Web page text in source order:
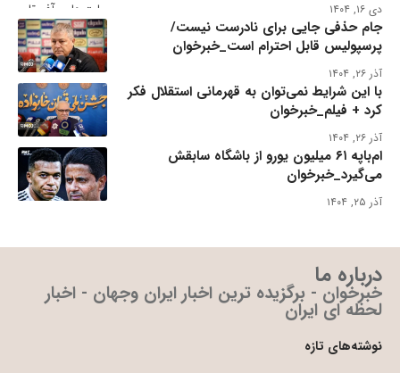
دی ۱۶, ۱۴۰۴
جام حذفی جایی برای نادرست نیست/
پرسپولیس قابل احترام است_خبرخوان
آذر ۲۶, ۱۴۰۴
با این شرایط نمی‌توان به قهرمانی استقلال فکر
کرد + فیلم_خبرخوان
آذر ۲۶, ۱۴۰۴
ام‌باپه ۶۱ میلیون یورو از باشگاه سابقش
می‌گیرد_خبرخوان
آذر ۲۵, ۱۴۰۴
درباره ما
خبرخوان - برگزیده ترین اخبار ایران وجهان - اخبار
لحظه ای ایران
نوشته‌های تازه